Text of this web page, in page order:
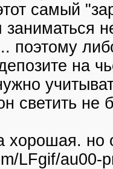
самый
поэтому
на
светить не
хорошая. но
LFgif/au00-